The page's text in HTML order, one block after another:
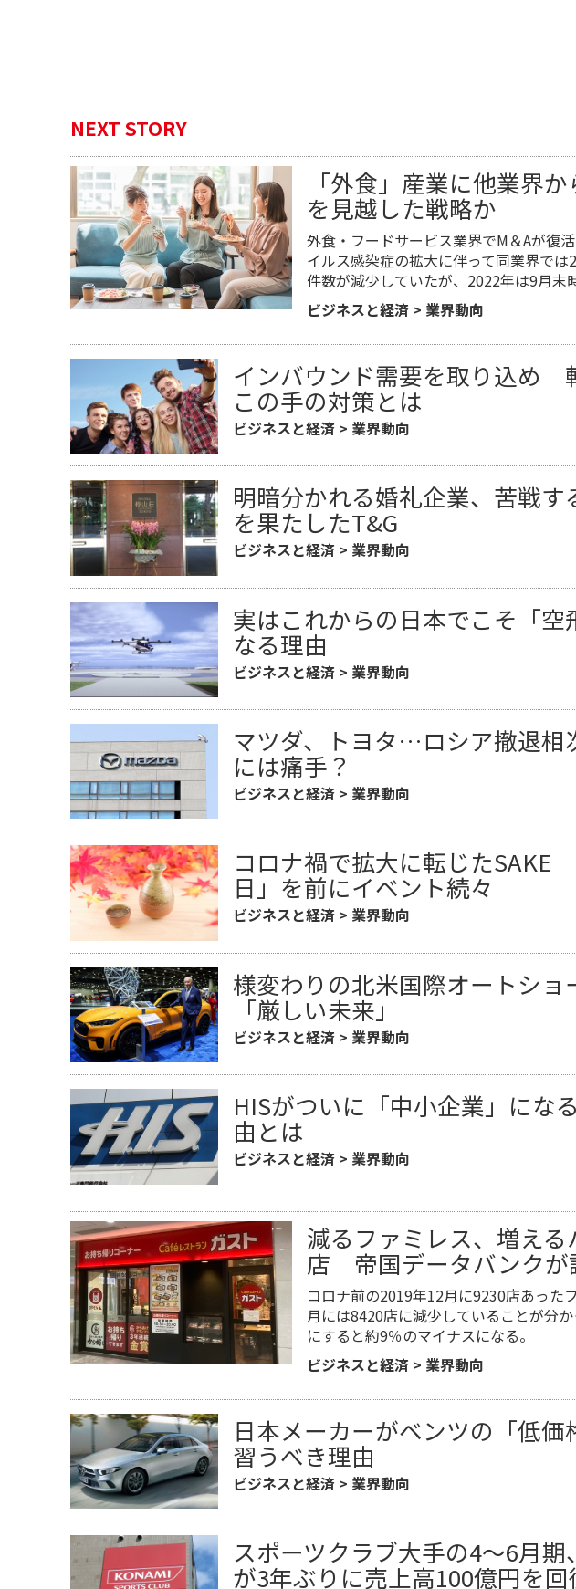
NEXT STORY
「外食」産業に他業界
を見越した戦略か
外食・フードサービス業界でM＆Aが復
イルス感染症の拡大に伴って同業界で
件数が減少していたが、2022年は9月末
ビジネスと経済> 業界動向
インバウンド需要を取り込め
この手の対策とは
ビジネスと経済 > 業界動向
明暗分かれる婚礼企業、苦戦
を果たしたT&G
ビジネスと経済 > 業界動向
実はこれからの日本でこそ「空
なる理由
ビジネスと経済 > 業界動向
マツダ、トヨタ…ロシア撤退相
には痛手？
ビジネスと経済 > 業界動向
コロナ禍で拡大に転じたSAKE
日」を前にイベント続々
ビジネスと経済 > 業界動向
様変わりの北米国際オートショ
「厳しい未来」
ビジネスと経済 > 業界動向
HISがついに「中小企業」に
由とは
ビジネスと経済 > 業界動向
減るファミレス、増え
店 帝国データバンクが
コロナ前の2019年12月に9230店あった
月には8420店に減少していることが分
にすると約9％のマイナスになる。
ビジネスと経済> 業界動向
日本メーカーがベンツの「低
習うべき理由
ビジネスと経済 > 業界動向
スポーツクラブ大手の4～6月
が3年ぶりに売上高100億円を回